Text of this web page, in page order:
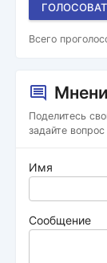
Всего
Поделитесь
задайте
Имя
Сообщение